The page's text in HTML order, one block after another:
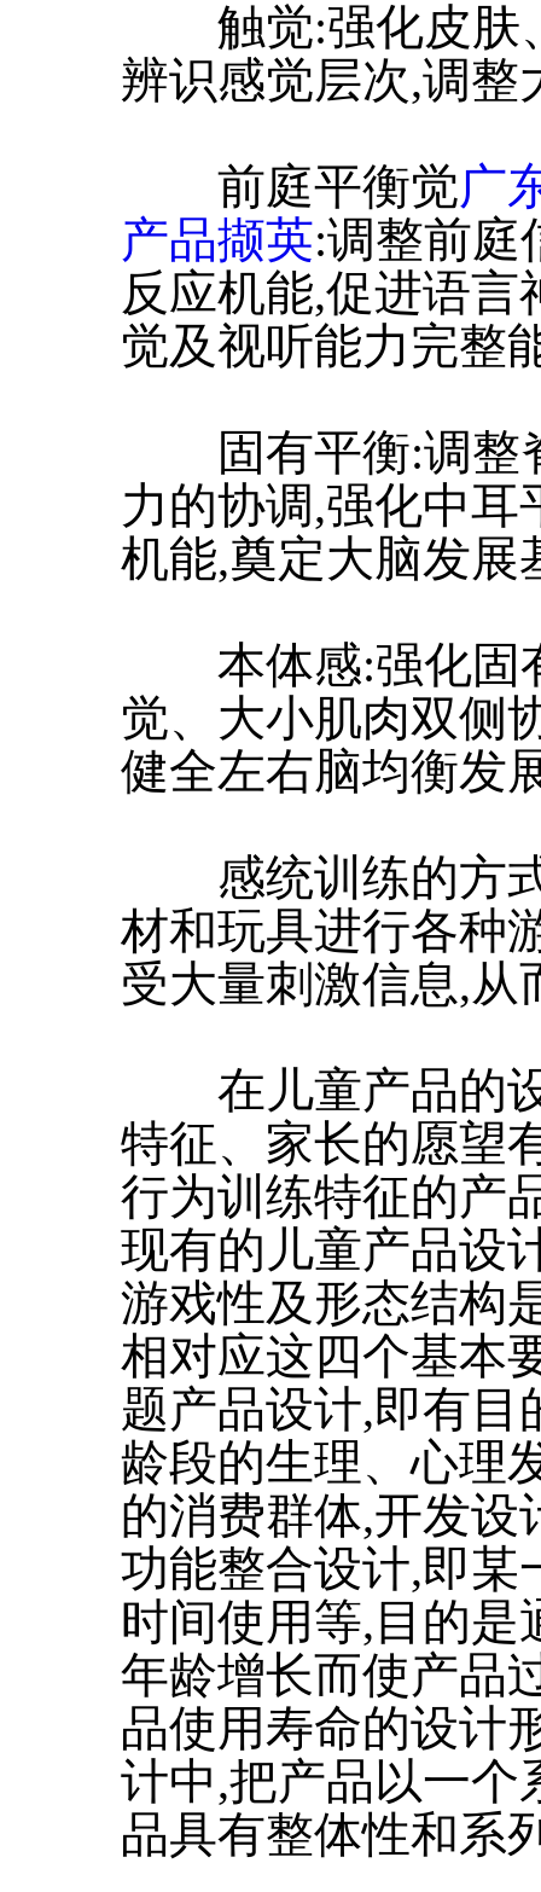
触觉:强化皮肤
辨识感觉层次,调整
前庭平衡觉广
产品撷英:调整前庭
反应机能,促进语
觉及视听能力完整
固有平衡:调整
力的协调,强化中耳
机能,奠定大脑发展
本体感:强化固
觉、大小肌肉双侧
健全左右脑均衡发
感统训练的方式
材和玩具进行各种
受大量刺激信息,从
在儿童产品的设
特征、家长的愿望
行为训练特征的产
现有的儿童产品设
游戏性及形态结构
相对应这四个基本
题产品设计,即有目
龄段的生理、心理
的消费群体,开发设
功能整合设计,即某
时间使用等,目的是
年龄增长而使产品
品使用寿命的设计
计中,把产品以一个
品具有整体性和系